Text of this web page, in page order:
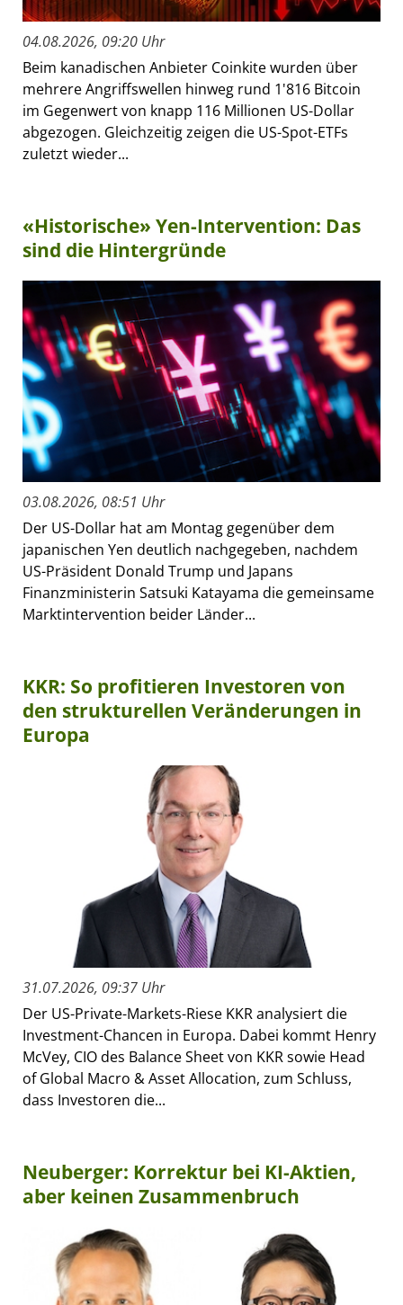
04.08.2026, 09:20 Uhr
Beim kanadischen Anbieter Coinkite wurden über
mehrere Angriffswellen hinweg rund 1'816 Bitcoin
im Gegenwert von knapp 116 Millionen US-Dollar
abgezogen. Gleichzeitig zeigen die US-Spot-ETFs
zuletzt wieder...
«Historische» Yen-Intervention: Das
sind die Hintergründe
03.08.2026, 08:51 Uhr
Der US-Dollar hat am Montag gegenüber dem
japanischen Yen deutlich nachgegeben, nachdem
US-Präsident Donald Trump und Japans
Finanzministerin Satsuki Katayama die gemeinsame
Marktintervention beider Länder...
KKR: So profitieren Investoren von
den strukturellen Veränderungen in
Europa
31.07.2026, 09:37 Uhr
Der US-Private-Markets-Riese KKR analysiert die
Investment-Chancen in Europa. Dabei kommt Henry
McVey, CIO des Balance Sheet von KKR sowie Head
of Global Macro & Asset Allocation, zum Schluss,
dass Investoren die...
Neuberger: Korrektur bei KI-Aktien,
aber keinen Zusammenbruch